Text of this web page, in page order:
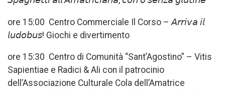
ore 15:00 Centro Commerciale Il Corso – 𝘈𝘳𝘳𝘪𝘷𝘢 𝘪𝘭
𝘭𝘶𝘥𝘰𝘣𝘶𝘴! Giochi e divertimento
ore 15:30 Centro di Comunità “Sant’Agostino” – Vitis
Sapientiae e Radici & Ali con il patrocinio
dell’Associazione Culturale Cola dell’Amatrice